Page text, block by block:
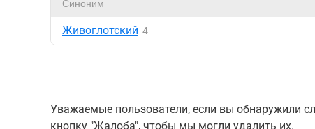
Синоним
Живоглотский 4
Уважаемые пользователи, если вы обнаружили
кнопку "Жалоба", чтобы мы могли удалить их.